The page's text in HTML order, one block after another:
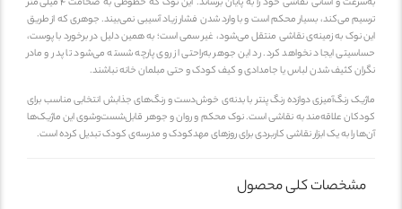
می‌کند، بسیار محکم است و با وارد شدن فشار زیاد آسیبی نمی‌بیند. جوهری که از طریق
نوک به زمینه‌ی نقاشی منتقل می‌شود، غیر سمی است؛ به همین دلیل در برخورد با پوست،
ایجاد نخواهد کرد. رد این جوهر به‌راحتی از روی پارچه شسته می‌شود تا پدر و مادر
کثیف شدن لباس یا جامدادی و کیف کودک و حتی مبلمان خانه نباشند.
رنگ‌آمیزی دوازده رنگ پنتر با بدنه‌ی خوش‌دست و رنگ‌های جذابش انتخابی مناسب برای
علاقه‌مند به نقاشی است. نوک محکم و روان و جوهر قابل‌شست‌وشوی این ماژیک‌ها
را به یک ابزار نقاشی کاربردی برای روزهای مهدکودک و مدرسه‌ی کودک تبدیل کرده است.
مشخصات کلی محصول